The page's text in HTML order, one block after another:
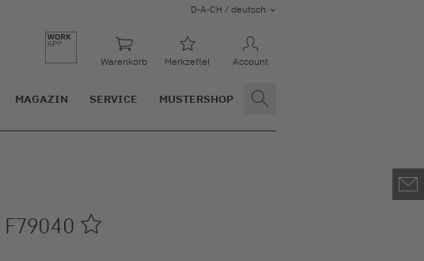
D-A-CH / deutsch
Warenkorb Merkzettel Account
MAGAZIN SERVICE MUSTERSHOP
F79040